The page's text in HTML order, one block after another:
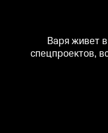
Варя живет
спецпроектов,